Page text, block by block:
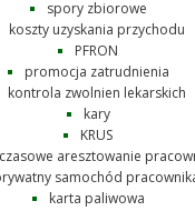
spory zbiorowe
koszty uzyskania przychodu
PFRON
promocja zatrudnienia
kontrola zwolnien lekarskich
kary
KRUS
aresztowanie
samochód
karta paliwowa